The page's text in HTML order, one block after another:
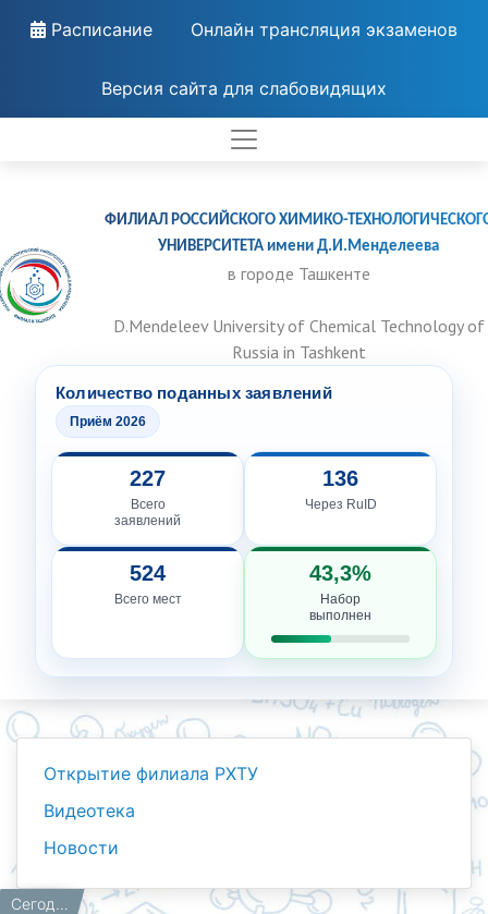
Расписание Онлайн трансляция экзаменов
Версия сайта для слабовидящих
ФИЛИАЛ РОССИЙСКОГО ХИМИКО-
УНИВЕРСИТЕТА имени Д.И.Менделеева
в городе Ташкенте
D.Mendeleev University of Chemical Technology of
Russia in Tashkent
Количество поданных заявлений
Приём 2026
227
Всего
заявлений
136
Через RuID
524
Всего мест
43,3%
Набор
выполнен
Открытие филиала РХТУ
Видеотека
Новости
Главная
Работникам
Новости Сегодня в филиале РХТУ имени Д.И. Менделеева в Ташкенте прошел «День открытых дверей»